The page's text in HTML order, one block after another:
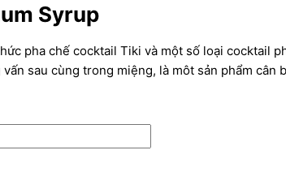
Syrup
pha chế cocktail Tiki và một số loại cocktail
sau cùng trong miệng, là môt sản phẩm cân